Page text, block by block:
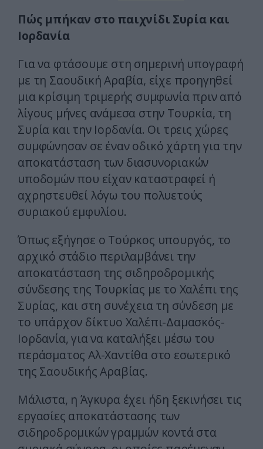
Πώς μπήκαν στο παιχνίδι Συρία και
Ιορδανία
Για να φτάσουμε στη σημερινή υπογραφή
με τη Σαουδική Αραβία, είχε προηγηθεί
μια κρίσιμη τριμερής συμφωνία πριν από
λίγους μήνες ανάμεσα στην Τουρκία, τη
Συρία και την Ιορδανία. Οι τρεις χώρες
συμφώνησαν σε έναν οδικό χάρτη για την
αποκατάσταση των διασυνοριακών
υποδομών που είχαν καταστραφεί ή
αχρηστευθεί λόγω του πολυετούς
συριακού εμφυλίου.
Όπως εξήγησε ο Τούρκος υπουργός, το
αρχικό στάδιο περιλαμβάνει την
αποκατάσταση της σιδηροδρομικής
σύνδεσης της Τουρκίας με το Χαλέπι της
Συρίας, και στη συνέχεια τη σύνδεση με
το υπάρχον δίκτυο Χαλέπι-Δαμασκός-
Ιορδανία, για να καταλήξει μέσω του
περάσματος Αλ-Χαντίθα στο εσωτερικό
της Σαουδικής Αραβίας.
Μάλιστα, η Άγκυρα έχει ήδη ξεκινήσει τις
εργασίες αποκατάστασης των
σιδηροδρομικών γραμμών κοντά στα